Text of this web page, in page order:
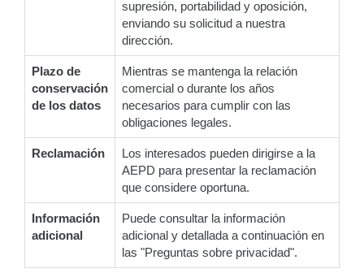
supresión, portabilidad y oposición,
enviando su solicitud a nuestra
dirección.
Plazo de
conservación
de los datos
Mientras se mantenga la relación
comercial o durante los años
necesarios para cumplir con las
obligaciones legales.
Reclamación
Los interesados pueden dirigirse a la
AEPD para presentar la reclamación
que considere oportuna.
Información
adicional
Puede consultar la información
adicional y detallada a continuación en
las "Preguntas sobre privacidad".